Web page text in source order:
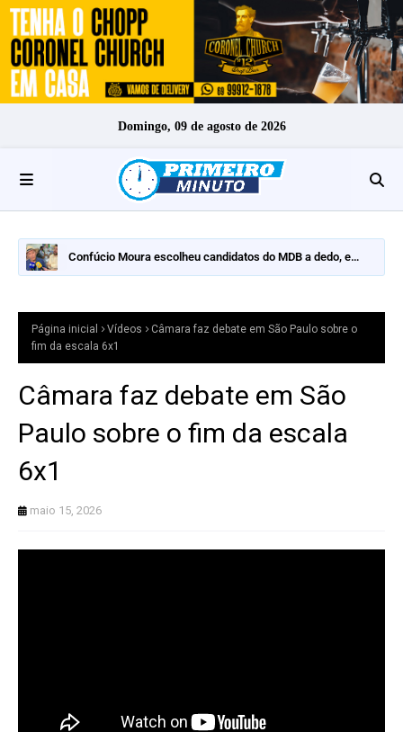
Domingo, 09 de agosto de 2026
Confúcio Moura escolheu candidatos do MDB a dedo, e
Página inicial Vídeos
Câmara faz debate em São Paulo sobre o
fim da escala 6x1
Câmara faz debate em São
Paulo sobre o fim da escala
6x1
maio 15, 2026